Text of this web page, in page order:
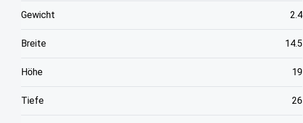
Gewicht 2.4
Breite 14.5
Höhe 19
Tiefe 26